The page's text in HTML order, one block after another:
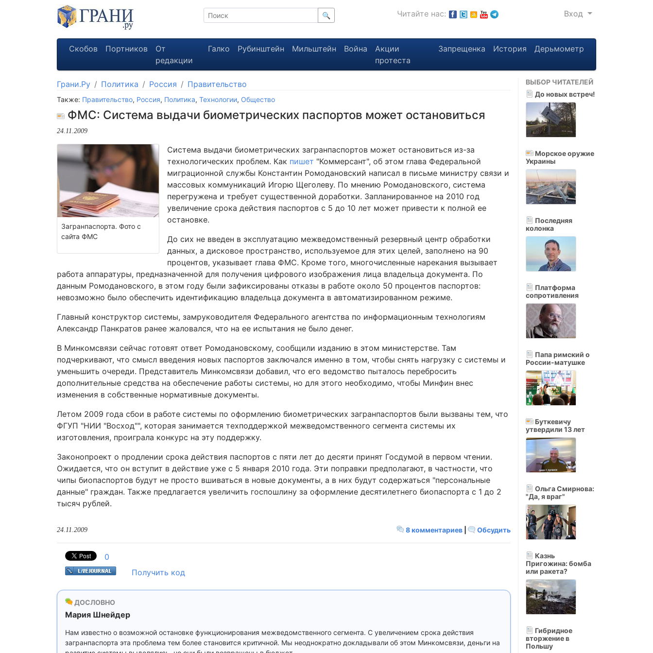
🔍 Читайте нас: Вход
Скобов Портников
От
редакции
Галко Рубинштейн Мильштейн Война
Акции
протеста
Запрещенка История Дерьмометр
Грани.Ру Политика Россия Правительство
Также: Правительство, Россия, Политика, Технологии, Общество
ФМС: Система выдачи биометрических паспортов может остановиться
24.11.2009
Загранпаспорта. Фото с
сайта ФМС
Система выдачи биометрических загранпаспортов может остановиться из-за
технологических проблем. Как пишет "Коммерсант", об этом глава Федеральной
миграционной службы Константин Ромодановский написал в письме министру связи и
массовых коммуникаций Игорю Щеголеву. По мнению Ромодановского, система
перегружена и требует существенной доработки. Запланированное на 2010 год
увеличение срока действия паспортов с 5 до 10 лет может привести к полной ее
остановке.
До сих не введен в эксплуатацию межведомственный резервный центр обработки
данных, а дисковое пространство, используемое для этих целей, заполнено на 90
процентов, указывает глава ФМС. Кроме того, многочисленные нарекания вызывает
работа аппаратуры, предназначенной для получения цифрового изображения лица владельца документа. По
данным Ромодановского, в этом году были зафиксированы отказы в работе около 50 процентов паспортов:
невозможно было обеспечить идентификацию владельца документа в автоматизированном режиме.
Главный конструктор системы, замруководителя Федерального агентства по информационным технологиям
Александр Панкратов ранее жаловался, что на ее испытания не было денег.
В Минкомсвязи сейчас готовят ответ Ромодановскому, сообщили изданию в этом министерстве. Там
подчеркивают, что смысл введения новых паспортов заключался именно в том, чтобы снять нагрузку с системы и
уменьшить очереди. Представитель Минкомсвязи добавил, что его ведомство пыталось перебросить
дополнительные средства на обеспечение работы системы, но для этого необходимо, чтобы Минфин внес
изменения в собственные нормативные документы.
Летом 2009 года сбои в работе системы по оформлению биометрических загранпаспортов были вызваны тем, что
ФГУП "НИИ "Восход"", которая занимается техподдержкой межведомственного сегмента системы их
изготовления, проиграла конкурс на эту поддержку.
Законопроект о продлении срока действия паспортов с пяти лет до десяти принят Госдумой в первом чтении.
Ожидается, что он вступит в действие уже с 5 января 2010 года. Эти поправки предполагают, в частности, что
чипы биопаспортов будут не просто вшиваться в новые документы, а в них будут содержаться "персональные
данные" граждан. Также предлагается увеличить госпошлину за оформление десятилетнего биопаспорта с 1 до 2
тысяч рублей.
8 комментариев Обсудить
24.11.2009
0
Получить код
ДОСЛОВНО
Мария Шнейдер
Нам известно о возможной остановке функционирования межведомственного сегмента. С увеличением срока действия
загранпаспорта эта проблема тем более становится критичной. Мы неоднократно докладывали об этом Минкомсвязи, деньги на
ВЫБОР ЧИТАТЕЛЕЙ
До новых встреч!
Морское оружие
Украины
Последняя
колонка
Платформа
сопротивления
Папа римский о
России-матушке
Буткевичу
утвердили 13 лет
Ольга Смирнова:
"Да, я враг"
Казнь
Пригожина: бомба
или ракета?
Гибридное
вторжение в
Польшу